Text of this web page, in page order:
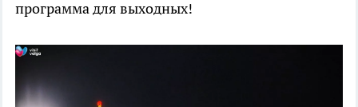
программа для выходных!